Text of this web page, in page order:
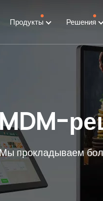
Продукты Решения
прокладываем